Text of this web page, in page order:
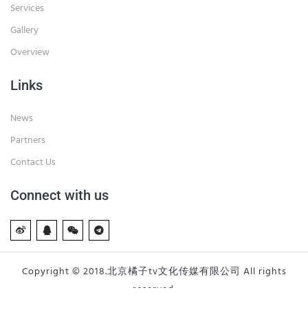
Services
Gallery
Overview
Links
News
Partners
Contact Us
Connect with us
Copyright © 2018.北京橘子tv文化传媒有限公司 All rights
reserved.